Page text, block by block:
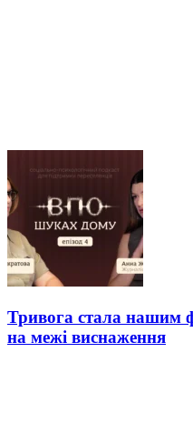
Тривога стала нашим
на межі виснаження